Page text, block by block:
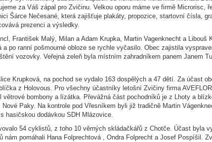
za Váš zápal pro Zvičinu. Velkou oporu máme ve firmě Microrisc,
Šárce Nečesané, která zajišťuje plakáty, propozice, startovní čísla,
prezenci a výsledky.
František Malý, Milan a Adam Krupka, Martin Vagenknecht a Libouš
a po ranní pošmourné obloze se rychle vyčasilo. Obec zajistila
vozovky. Veřejná zeleň byla místním zahradníkem panem Janem
Krupková, na pochod se vydalo 163 dospělých a 47 dětí. Za účast
z Holovous. Pro všechny účastníky letošní Zvičiny firma
větrové bombony a lízátka. Převážná část pochodníků je z Lhoty a
Paky. Na kontrole pod Vřesníkem byli již tradičně Martin
hasičskou dodávkou SDH Mlázovice.
54 cyklistů, z toho 10 věrných skládačkářů z Chotče. Účast byla
nám pomáhali Hana Folprechtová , Ondra Folprecht a Josef Pospíšil.